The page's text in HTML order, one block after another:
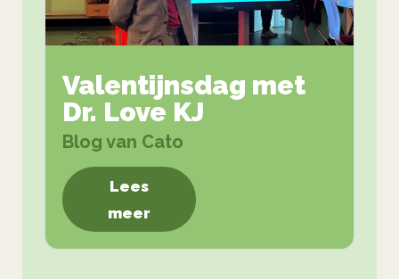
Valentijnsdag met
Dr. Love KJ
Blog van Cato
Lees
meer